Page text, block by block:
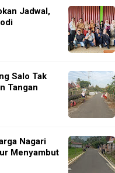
Jadwal,
Salo Tak
Tangan
Nagari
Menyambut